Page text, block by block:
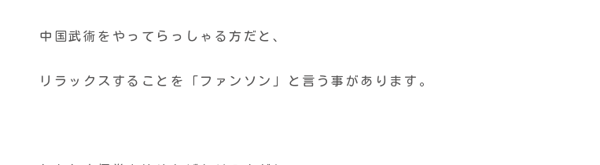
中国武術をやってらっしゃる方だと、
リラックスすることを「ファンソン」と言う事があります。